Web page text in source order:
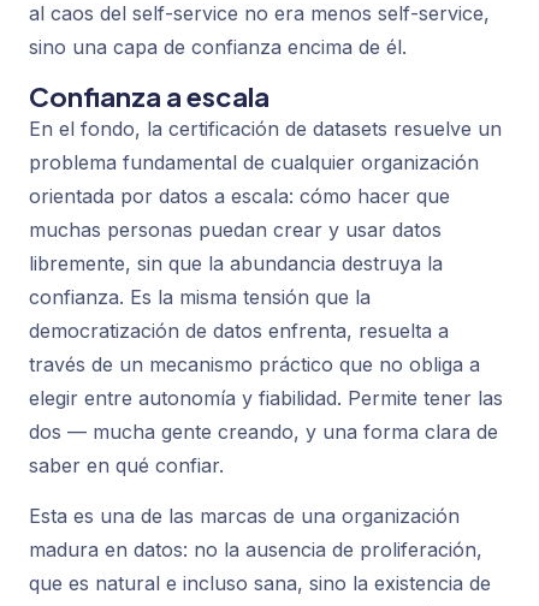
al caos del self-service no era menos self-service,
sino una capa de confianza encima de él.
Confianza a escala
En el fondo, la certificación de datasets resuelve un
problema fundamental de cualquier organización
orientada por datos a escala: cómo hacer que
muchas personas puedan crear y usar datos
libremente, sin que la abundancia destruya la
confianza. Es la misma tensión que la
democratización de datos enfrenta, resuelta a
través de un mecanismo práctico que no obliga a
elegir entre autonomía y fiabilidad. Permite tener las
dos — mucha gente creando, y una forma clara de
saber en qué confiar.
Esta es una de las marcas de una organización
madura en datos: no la ausencia de proliferación,
que es natural e incluso sana, sino la existencia de